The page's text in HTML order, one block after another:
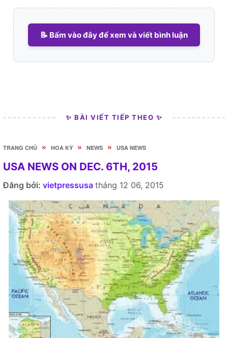
📝 Bấm vào đây để xem và viết bình luận
✨ BÀI VIẾT TIẾP THEO ✨
TRANG CHỦ » HOA KỲ » NEWS » USA NEWS
USA NEWS ON DEC. 6TH, 2015
Đăng bởi: vietpressusa tháng 12 06, 2015